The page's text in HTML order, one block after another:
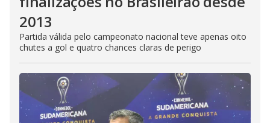
2013
Partida válida pelo campeonato nacional teve apenas oito
chutes a gol e quatro chances claras de perigo